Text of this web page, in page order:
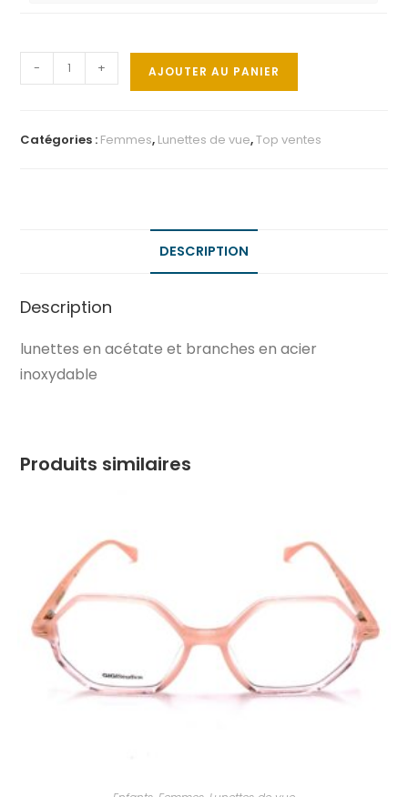
- + AJOUTER AU PANIER
Catégories : Femmes, Lunettes de vue,Top ventes
DESCRIPTION
Description
lunettes en acétate et branches en acier
inoxydable
Produits similaires